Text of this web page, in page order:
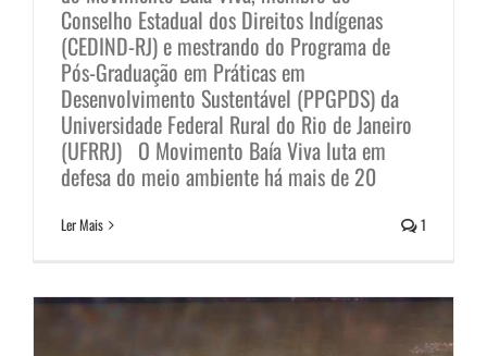
Conselho Estadual dos Direitos Indígenas
(CEDIND-RJ) e mestrando do Programa de
Pós-Graduação em Práticas em
Desenvolvimento Sustentável (PPGPDS) da
Universidade Federal Rural do Rio de Janeiro
(UFRRJ) O Movimento Baía Viva luta em
defesa do meio ambiente há mais de 20
Ler Mais 1
Defensoria Pública dá prazo de
cinco dias para INEA responder
sobre fraudes em licenciamentos